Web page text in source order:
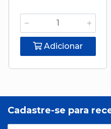
Adicionar
Cadastre-se para